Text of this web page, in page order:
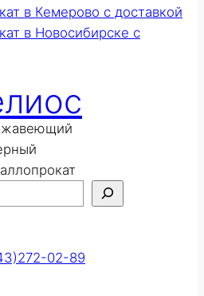
в Кемерово с доставкой
в Новосибирске с
02-89